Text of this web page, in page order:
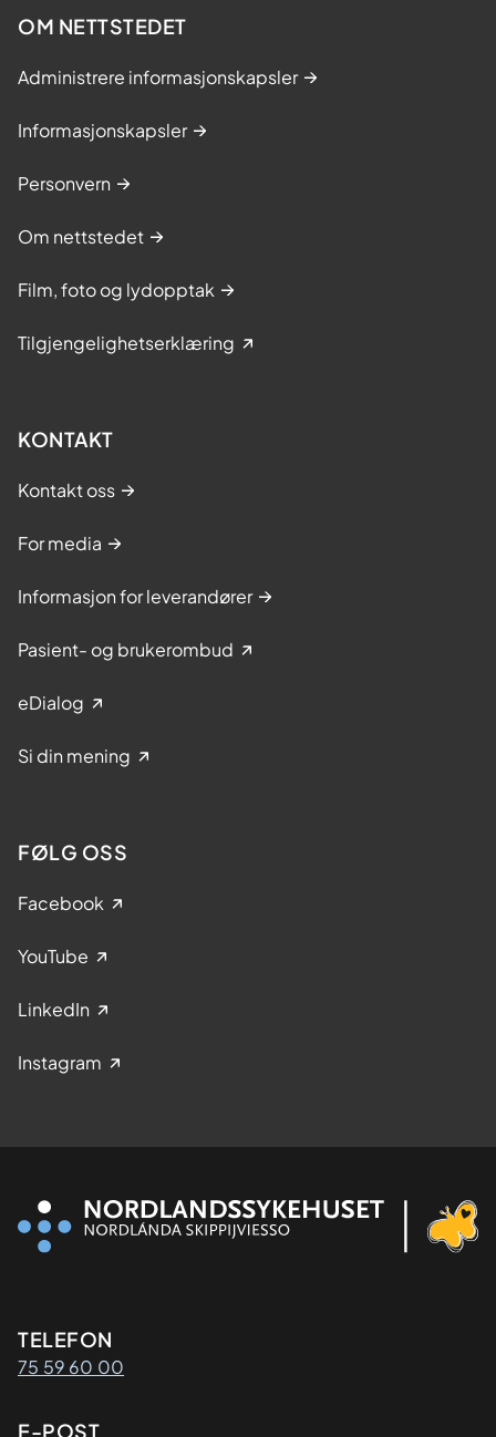
OM NETTSTEDET
Administrere informasjonskapsler
Informasjonskapsler
Personvern
Om nettstedet
Film, foto og lydopptak
Tilgjengelighetserklæring
KONTAKT
Kontakt oss
For media
Informasjon for leverandører
Pasient- og brukerombud
eDialog
Si din mening
FØLG OSS
Facebook
YouTube
LinkedIn
Instagram
Kontaktinformasjon
TELEFON
75 59 60 00
E-POST